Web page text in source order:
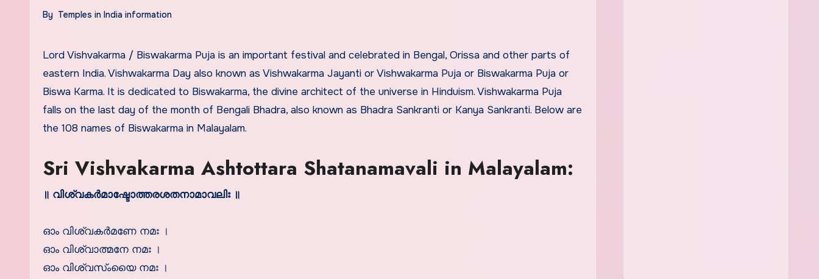
By Temples in India information
Lord Vishvakarma / Biswakarma Puja is an important festival and celebrated in Bengal, Orissa and other parts of
eastern India. Vishwakarma Day also known as Vishwakarma Jayanti or Vishwakarma Puja or Biswakarma Puja or
Biswa Karma. It is dedicated to Biswakarma, the divine architect of the universe in Hinduism. Vishwakarma Puja
falls on the last day of the month of Bengali Bhadra, also known as Bhadra Sankranti or Kanya Sankranti. Below are
the 108 names of Biswakarma in Malayalam.
Sri Vishvakarma Ashtottara Shatanamavali in Malayalam:
॥ വിശ്വകര്‍മാഷ്ടോത്തരശതനാമാവലിഃ ॥
ഓം വിശ്വകര്‍മണേ നമഃ ।
ഓം വിശ്വാത്മനേ നമഃ ।
ഓം വിശ്വസ്ംയൈ നമഃ ।